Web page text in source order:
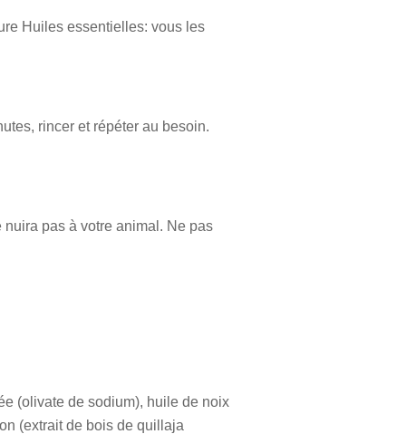
Huiles essentielles: vous les
rincer et répéter au besoin.
pas à votre animal. Ne pas
(olivate de sodium), huile de noix
(extrait de bois de quillaja